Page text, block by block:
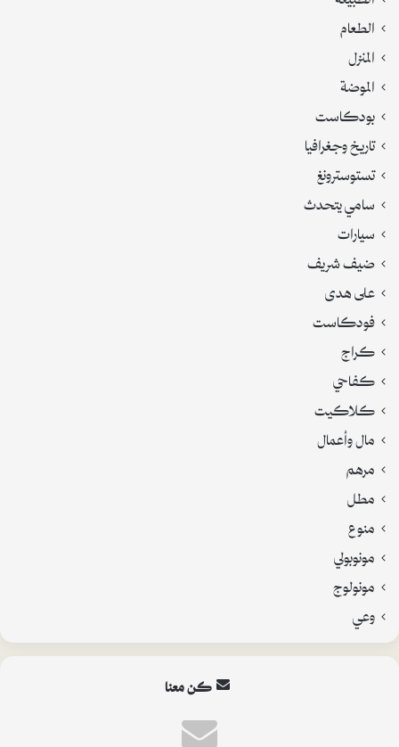
الطعام
المنزل
الموضة
بودكاست
تاريخ وجغرافيا
تستوسترونغ
سامي يتحدث
سيارات
ضيف شريف
على هدى
فودكاست
كراج
كفاحي
كلاكيت
مال وأعمال
مرهم
مطل
منوع
مونوبولي
مونولوج
وعي
كن معنا